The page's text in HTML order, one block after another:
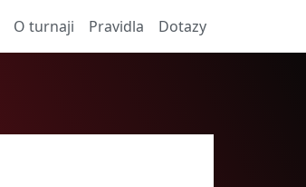
O turnaji Pravidla Dotazy